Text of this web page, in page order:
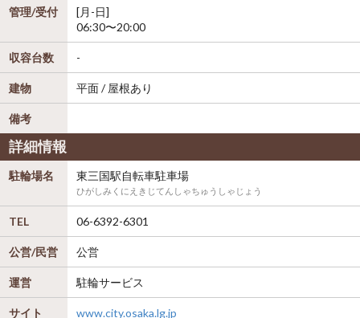
管理/受付
[月-日]
06:30〜20:00
収容台数 -
建物 平面 / 屋根あり
備考
詳細情報
駐輪場名 東三国駅自転車駐車場
ひがしみくにえきじてんしゃちゅうしゃじょう
TEL 06-6392-6301
公営/民営 公営
運営 駐輪サービス
サイト www.city.osaka.lg.jp